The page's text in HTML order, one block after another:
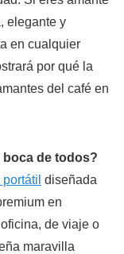
elegante y
en cualquier
por qué la
del café en
boca de todos?
diseñada
en
de viaje o
maravilla